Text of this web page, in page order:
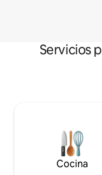
Servicios
Cocina